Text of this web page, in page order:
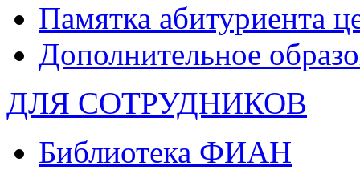
Памятка абитуриента
Дополнительное
ДЛЯ СОТРУДНИКОВ
Библиотека ФИАН